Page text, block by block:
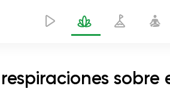
sobre